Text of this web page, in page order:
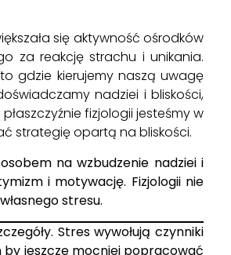
się aktywność ośrodków
za reakcję strachu i unikania.
gdzie kierujemy naszą uwagę
nadziei i bliskości,
fizjologii jesteśmy w
strategię opartą na bliskości.
na wzbudzenie nadziei i
i motywację. Fizjologii nie
stresu.
Stres wywołują czynniki
by jeszcze mocniej popracować